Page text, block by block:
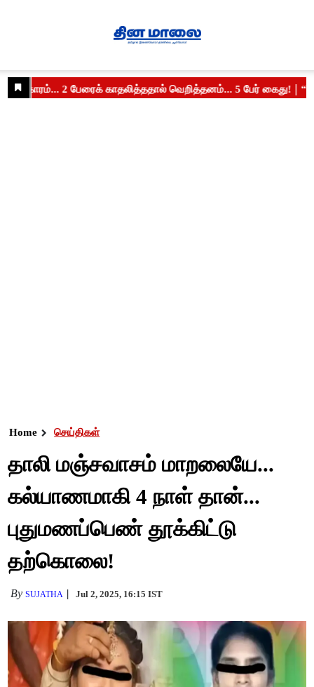
Home செய்திகள்
தாலி மஞ்சவாசம் மாறலையே...
கல்யாணமாகி 4 நாள் தான்...
புதுமணப்பெண் தூக்கிட்டு
தற்கொலை!
BySUJATHA Jul 2, 2025, 16:15 IST